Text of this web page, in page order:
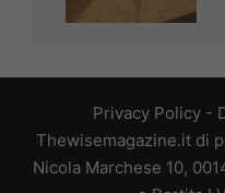
Privacy Policy-
Thewisemagazine.it di
Nicola Marchese 10,